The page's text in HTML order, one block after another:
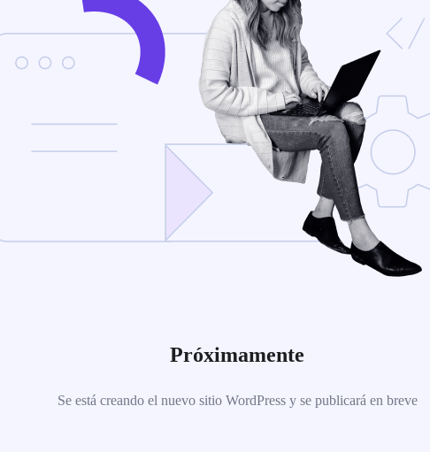
Próximamente
Se está creando el nuevo sitio WordPress y se publicará en breve